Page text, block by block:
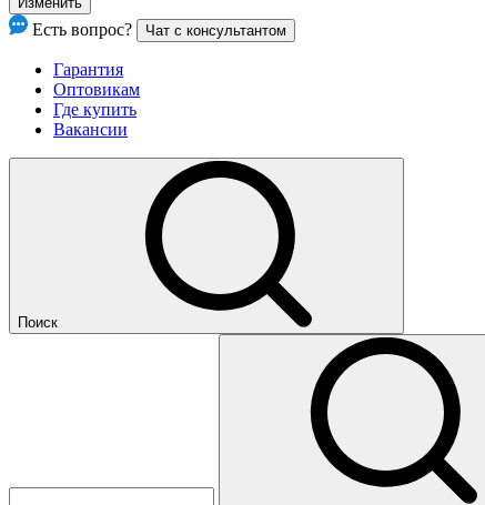
Есть вопрос? Чат с консультантом
Гарантия
Оптовикам
Где купить
Вакансии
Поиск